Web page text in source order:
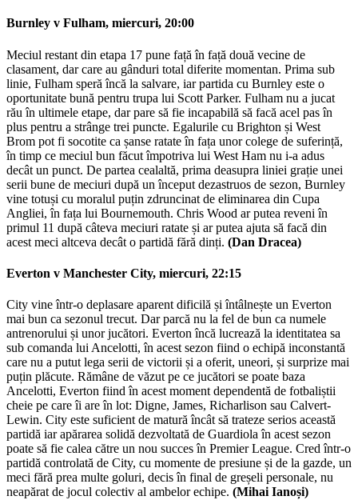
Burnley v Fulham, miercuri, 20:00
Meciul restant din etapa 17 pune față în față două vecine de
clasament, dar care au gânduri total diferite momentan. Prima sub
linie, Fulham speră încă la salvare, iar partida cu Burnley este o
oportunitate bună pentru trupa lui Scott Parker. Fulham nu a jucat
rău în ultimele etape, dar pare să fie incapabilă să facă acel pas în
plus pentru a strânge trei puncte. Egalurile cu Brighton și West
Brom pot fi socotite ca șanse ratate în fața unor colege de suferință,
în timp ce meciul bun făcut împotriva lui West Ham nu i-a adus
decât un punct. De partea cealaltă, prima deasupra liniei grație unei
serii bune de meciuri după un început dezastruos de sezon, Burnley
vine totuși cu moralul puțin zdruncinat de eliminarea din Cupa
Angliei, în fața lui Bournemouth. Chris Wood ar putea reveni în
primul 11 după câteva meciuri ratate și ar putea ajuta să facă din
acest meci altceva decât o partidă fără dinți. (Dan Dracea)
Everton v Manchester City, miercuri, 22:15
City vine într-o deplasare aparent dificilă și întâlnește un Everton
mai bun ca sezonul trecut. Dar parcă nu la fel de bun ca numele
antrenorului și unor jucători. Everton încă lucrează la identitatea sa
sub comanda lui Ancelotti, în acest sezon fiind o echipă inconstantă
care nu a putut lega serii de victorii și a oferit, uneori, și surprize mai
puțin plăcute. Rămâne de văzut pe ce jucători se poate baza
Ancelotti, Everton fiind în acest moment dependentă de fotbaliștii
cheie pe care îi are în lot: Digne, James, Richarlison sau Calvert-
Lewin. City este suficient de matură încât să trateze serios această
partidă iar apărarea solidă dezvoltată de Guardiola în acest sezon
poate să fie calea către un nou succes în Premier League. Cred într-o
partidă controlată de City, cu momente de presiune și de la gazde, un
meci fără prea multe goluri, decis în final de greșeli personale, nu
neapărat de jocul colectiv al ambelor echipe. (Mihai Ianoși)